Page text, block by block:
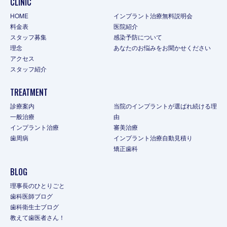
HOME
料金表
スタッフ募集
理念
アクセス
スタッフ紹介
インプラント治療無料説明会
医院紹介
感染予防について
あなたのお悩みをお聞かせください
TREATMENT
診療案内
一般治療
インプラント治療
歯周病
当院のインプラントが選ばれ続ける理
由
審美治療
インプラント治療自動見積り
矯正歯科
BLOG
理事長のひとりごと
歯科医師ブログ
歯科衛生士ブログ
教えて歯医者さん！